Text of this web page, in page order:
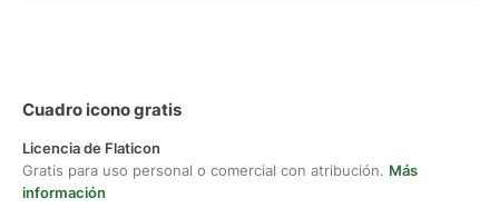
Cuadro icono gratis
Licencia de Flaticon
Gratis para uso personal o comercial con atribución. Más
información